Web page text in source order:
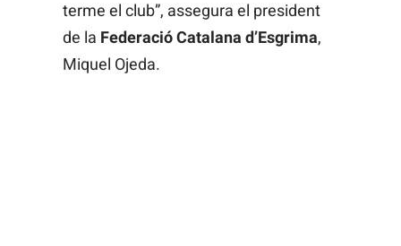
terme el club”, assegura el president
de la Federació Catalana d’Esgrima,
Miquel Ojeda.